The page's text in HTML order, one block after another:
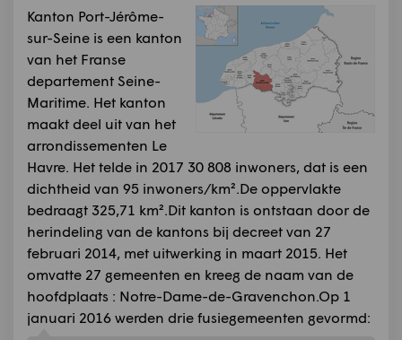
Kanton Port-Jérôme-
sur-Seine is een kanton
van het Franse
departement Seine-
Maritime. Het kanton
maakt deel uit van het
arrondissementen Le
Havre. Het telde in 2017 30 808 inwoners, dat is een
dichtheid van 95 inwoners/km².De oppervlakte
bedraagt 325,71 km².Dit kanton is ontstaan door de
herindeling van de kantons bij decreet van 27
februari 2014, met uitwerking in maart 2015. Het
omvatte 27 gemeenten en kreeg de naam van de
hoofdplaats : Notre-Dame-de-Gravenchon.Op 1
januari 2016 werden drie fusiegemeenten gevormd: